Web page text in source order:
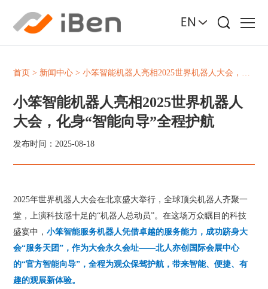
EN
首页 > 新闻中心 >小笨智能机器人亮相2025世界机器人大会，化身“智能向导”全程护航
小笨智能机器人亮相2025世界机器人
大会，化身“智能向导”全程护航
发布时间：2025-08-18
2025年世界机器人大会在北京盛大举行，全球顶尖机器人齐聚一
堂，上演科技感十足的“机器人总动员”。在这场万众瞩目的科技
盛宴中，小笨智能服务机器人凭借卓越的服务能力，成功跻身大
会“服务天团”，作为大会永久会址——北人亦创国际会展中心
的“官方智能向导”，全程为观众保驾护航，带来智能、便捷、有
趣的观展新体验。